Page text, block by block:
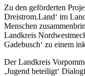
Zu den geförderten
Dreistrom.Land‘ im
Menschen
Landkreis
Gadebusch‘ zu einem
Der Landkreis
‚Jugend beteiligt‘